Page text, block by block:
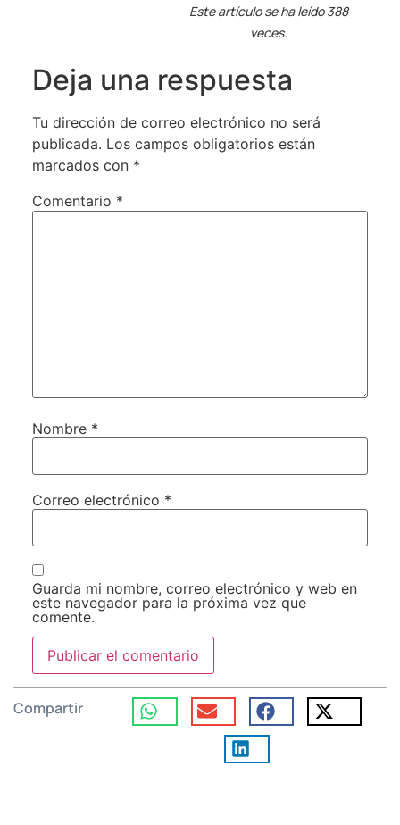
Este artículo se ha leído 388
veces.
Deja una respuesta
Tu dirección de correo electrónico no será
publicada. Los campos obligatorios están
marcados con *
Comentario *
Nombre *
Correo electrónico *
Guarda mi nombre, correo electrónico y web en
este navegador para la próxima vez que
comente.
Compartir